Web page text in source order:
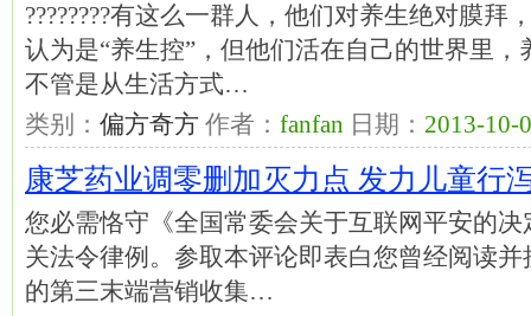
????????有这么一群人，他们对养生绝对膜
认为是“养生控”，但他们活在自己的世界里
不管是从生活方式…
类别： 偏方奇方 作者： fanfan 日期： 2013-10-
康芝药业调零删加灭力点 发力儿童行
您必需恪守《全国常委会关于互联网平安的
关法令律例。参取本评论即表白您曾经阅读并
的第三末端营销收集…